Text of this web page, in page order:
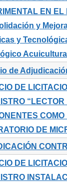
EN
y
y
de
DE
DE
DE